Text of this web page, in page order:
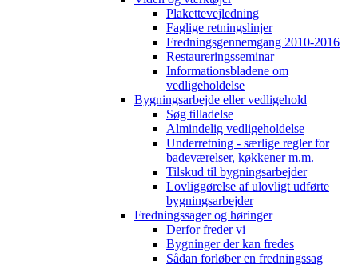
Plakettevejledning
Faglige retningslinjer
Fredningsgennemgang 2010-2016
Restaureringsseminar
Informationsbladene om
vedligeholdelse
Bygningsarbejde eller vedligehold
Søg tilladelse
Almindelig vedligeholdelse
Underretning - særlige regler for
badeværelser, køkkener m.m.
Tilskud til bygningsarbejder
Lovliggørelse af ulovligt udførte
bygningsarbejder
Fredningssager og høringer
Derfor freder vi
Bygninger der kan fredes
Sådan forløber en fredningssag